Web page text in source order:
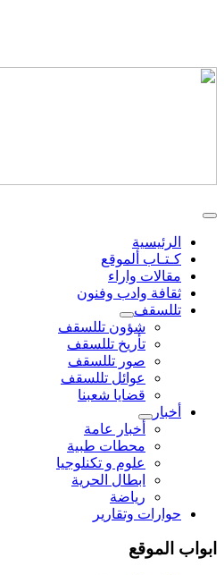
الرئيسية
كـتـاب ألموقع
مقالات واراء
ثقافة وادب وفنون
تللسقف
شؤون تللسقف
تأريخ تللسقف
صور تللسقف
عوائل تللسقف
قضايا شعبنا
أخبار
أخبار عامة
محطات طبية
علوم و تکنلوجیا
ابطال الحرية
رياضة
حوارات وتقارير
ابواب الموقع